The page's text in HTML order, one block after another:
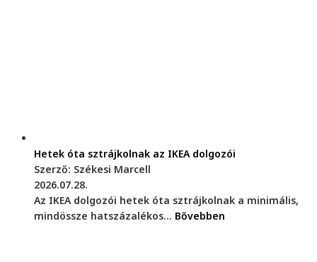
Hetek óta sztrájkolnak az IKEA dolgozói
Szerző: Székesi Marcell
2026.07.28.
Az IKEA dolgozói hetek óta sztrájkolnak a minimális,
mindössze hatszázalékos... Bővebben